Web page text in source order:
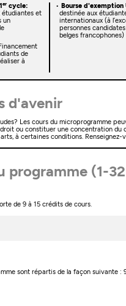
ercycle:
étudiantes et
un
Bourse d'exemption
destinée aux
internationaux (à
personnes
belges francophones)
de
à
d'avenir
Les cours du microprogramme
ou constituer une concentration du
à certaines conditions. Renseignez-
programme (1-
de 9 à 15 crédits de cours.
sont répartis de la façon suivante :